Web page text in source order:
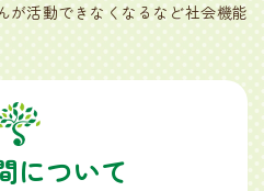
が活動できなくなるなど社会機能
について